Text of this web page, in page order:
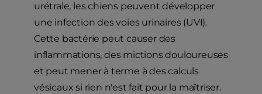
urétrale, les chiens peuvent développer
une infection des voies urinaires (UVI).
Cette bactérie peut causer des
inflammations, des mictions douloureuses
et peut mener à terme à des calculs
vésicaux si rien n'est fait pour la maîtriser.